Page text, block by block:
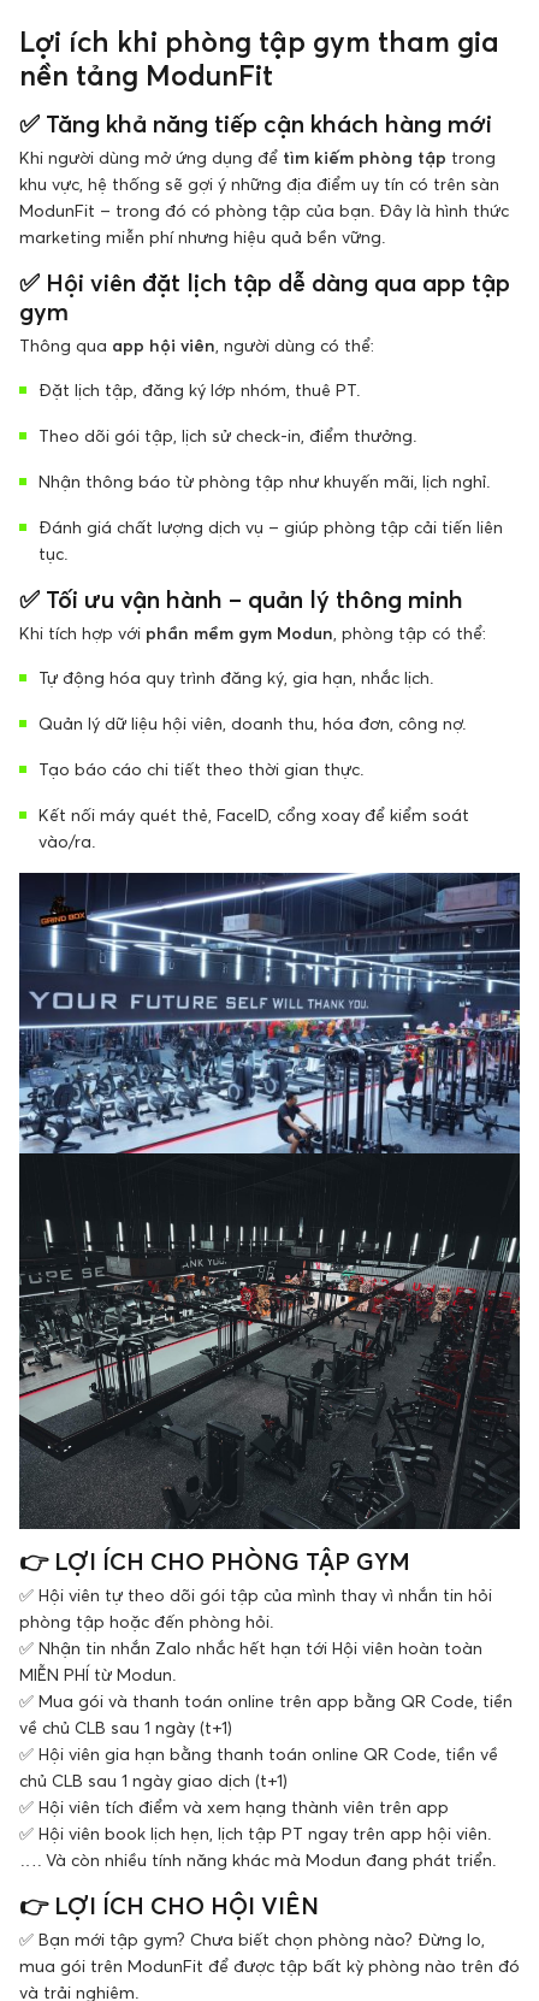
Lợi ích khi phòng tập gym tham gia
nền tảng ModunFit
✅ Tăng khả năng tiếp cận khách hàng mới
Khi người dùng mở ứng dụng để tìm kiếm phòng tập trong
khu vực, hệ thống sẽ gợi ý những địa điểm uy tín có trên sàn
ModunFit – trong đó có phòng tập của bạn. Đây là hình thức
marketing miễn phí nhưng hiệu quả bền vững.
✅ Hội viên đặt lịch tập dễ dàng qua app tập
gym
Thông qua app hội viên , người dùng có thể:
Đặt lịch tập, đăng ký lớp nhóm, thuê PT.
Theo dõi gói tập, lịch sử check-in, điểm thưởng.
Nhận thông báo từ phòng tập như khuyến mãi, lịch nghỉ.
Đánh giá chất lượng dịch vụ – giúp phòng tập cải tiến liên
tục.
✅ Tối ưu vận hành – quản lý thông minh
Khi tích hợp với phần mềm gym Modun , phòng tập có thể:
Tự động hóa quy trình đăng ký, gia hạn, nhắc lịch.
Quản lý dữ liệu hội viên, doanh thu, hóa đơn, công nợ.
Tạo báo cáo chi tiết theo thời gian thực.
Kết nối máy quét thẻ, FaceID, cổng xoay để kiểm soát
vào/ra.
👉 LỢI ÍCH CHO PHÒNG TẬP GYM
✅ Hội viên tự theo dõi gói tập của mình thay vì nhắn tin hỏi
phòng tập hoặc đến phòng hỏi.
✅ Nhận tin nhắn Zalo nhắc hết hạn tới Hội viên hoàn toàn
MIỄN PHÍ từ Modun.
✅ Mua gói và thanh toán online trên app bằng QR Code, tiền
về chủ CLB sau 1 ngày (t+1)
✅ Hội viên gia hạn bằng thanh toán online QR Code, tiền về
chủ CLB sau 1 ngày giao dịch (t+1)
✅ Hội viên tích điểm và xem hạng thành viên trên app
✅ Hội viên book lịch hẹn, lịch tập PT ngay trên app hội viên.
…. Và còn nhiều tính năng khác mà Modun đang phát triển.
👉 LỢI ÍCH CHO HỘI VIÊN
✅ Bạn mới tập gym? Chưa biết chọn phòng nào? Đừng lo,
mua gói trên ModunFit để được tập bất kỳ phòng nào trên đó
và trải nghiệm.